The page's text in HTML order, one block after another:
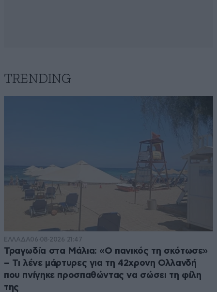
TRENDING
ΕΛΛΑΔΑ06·08·2026 21:47
Τραγωδία στα Μάλια: «Ο πανικός τη σκότωσε»
– Τι λένε μάρτυρες για τη 42χρονη Ολλανδή
που πνίγηκε προσπαθώντας να σώσει τη φίλη
της